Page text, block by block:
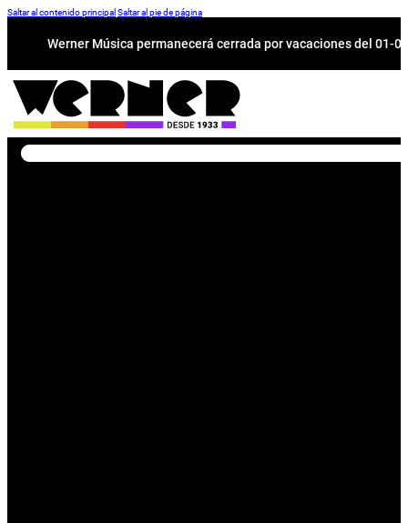
Saltar al contenido principal Saltar al pie de página
Werner Música permanecerá cerrada por vacaciones del 01-
Buscar